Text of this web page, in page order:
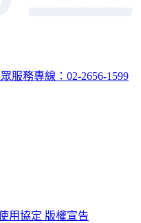
服務專線：02-2656-1599
用協定 版權宣告